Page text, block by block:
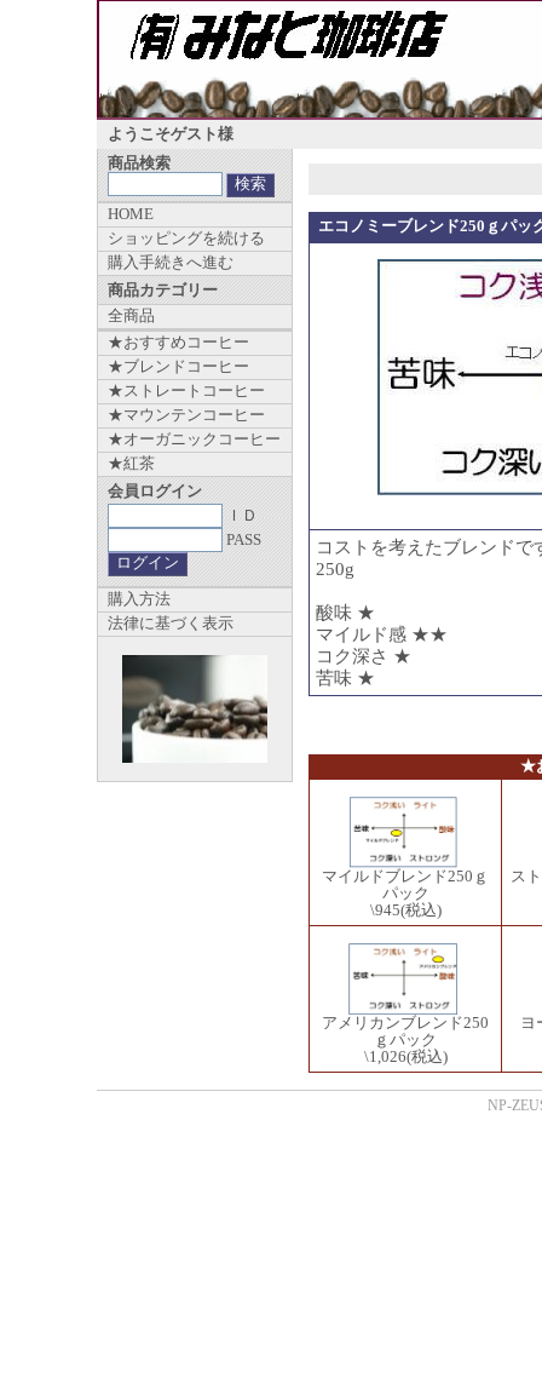
ようこそゲスト様
エコノミーブレンド250ｇパッ
コストを考えたブレンド
250g
酸味 ★
マイルド感 ★★
コク深さ ★
苦味 ★
★
マイルドブレンド250ｇ
パック
\945(税込)
ス
アメリカンブレンド250
ｇパック
\1,026(税込)
ヨ
商品検索
HOME
ショッピングを続ける
購入手続きへ進む
商品カテゴリー
全商品
★おすすめコーヒー
★ブレンドコーヒー
★ストレートコーヒー
★マウンテンコーヒー
★オーガニックコーヒー
★紅茶
会員ログイン
ＩＤ
PASS
購入方法
法律に基づく表示
NP-